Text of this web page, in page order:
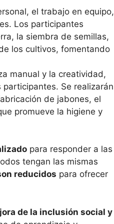
el trabajo en equipo,
Los participantes
la siembra de semillas,
los cultivos, fomentando
manual y la creatividad,
Se realizarán
de jabones, el
promueve la higiene y
para responder a las
tengan las mismas
reducidos para ofrecer
de la inclusión social y